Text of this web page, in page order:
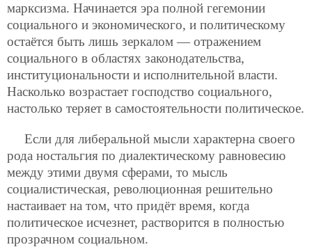
марксизма. Начинается эра полной гегемонии
социального и экономического, и политическому
остаётся быть лишь зеркалом — отражением
социального в областях законодательства,
институциональности и исполнительной власти.
Насколько возрастает господство социального,
настолько теряет в самостоятельности политическое.
Если для либеральной мысли характерна своего
рода ностальгия по диалектическому равновесию
между этими двумя сферами, то мысль
социалистическая, революционная решительно
настаивает на том, что придёт время, когда
политическое исчезнет, растворится в полностью
прозрачном социальном.